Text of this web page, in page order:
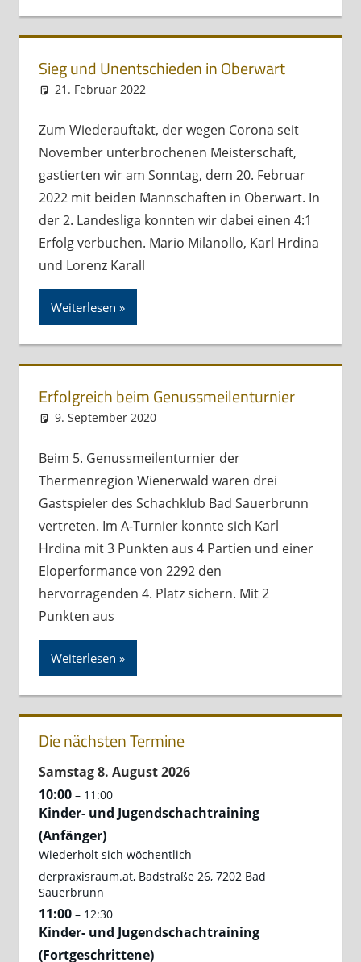
Sieg und Unentschieden in Oberwart
21. Februar 2022
Zum Wiederauftakt, der wegen Corona seit
November unterbrochenen Meisterschaft,
gastierten wir am Sonntag, dem 20. Februar
2022 mit beiden Mannschaften in Oberwart. In
der 2. Landesliga konnten wir dabei einen 4:1
Erfolg verbuchen. Mario Milanollo, Karl Hrdina
und Lorenz Karall
Weiterlesen
Erfolgreich beim Genussmeilenturnier
9. September 2020
Beim 5. Genussmeilenturnier der
Thermenregion Wienerwald waren drei
Gastspieler des Schachklub Bad Sauerbrunn
vertreten. Im A-Turnier konnte sich Karl
Hrdina mit 3 Punkten aus 4 Partien und einer
Eloperformance von 2292 den
hervorragenden 4. Platz sichern. Mit 2
Punkten aus
Weiterlesen
Die nächsten Termine
Samstag8. August2026
10:00 – 11:00
Kinder- und Jugendschachtraining
(Anfänger)
Wiederholt sich wöchentlich
derpraxisraum.at, Badstraße 26, 7202 Bad
Sauerbrunn
11:00 – 12:30
Kinder- und Jugendschachtraining
(Fortgeschrittene)